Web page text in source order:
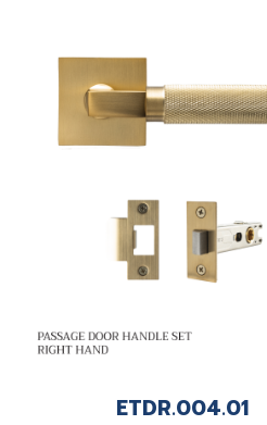
ETDR.004.01